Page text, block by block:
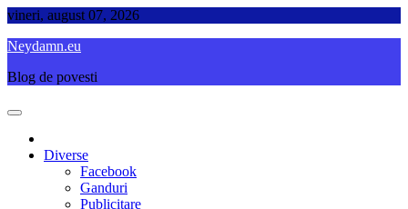
Skip
content
vineri, august 07, 2026
Neydamn.eu
Blog de povesti
Diverse
Facebook
Ganduri
Publicitare